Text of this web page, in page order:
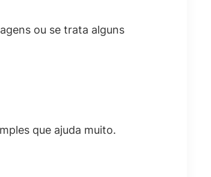
ou se trata alguns
que ajuda muito.